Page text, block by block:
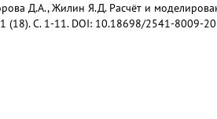
Д.А., Жилин Я.Д. Расчёт и
(18). С. 1-11. DOI: 10.18698/2541-8009-